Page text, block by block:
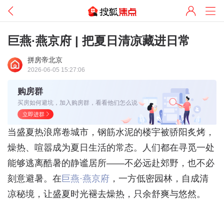
巨燕·燕京府 | 把夏日清凉藏进日常
拼房帝北京
2026-06-05 15:27:06
购房群
买房如何避坑，加入购房群，看看他们怎么说
立即进群
当盛夏热浪席卷城市，钢筋水泥的楼宇被骄阳炙烤，
燥热、喧嚣成为夏日生活的常态。人们都在寻觅一处
能够逃离酷暑的静谧居所——不必远赴郊野，也不必
刻意避暑。在 巨燕·燕京府 ，一方低密园林，自成清
凉秘境，让盛夏时光褪去燥热，只余舒爽与悠然。